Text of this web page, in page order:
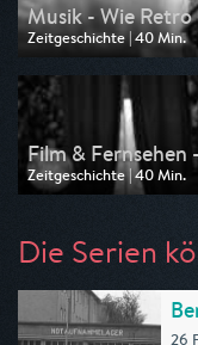
Musik - Wie Retro
Zeitgeschichte | 40 Min.
Ausgestrahlt von 3sat
am 13.12.2025, 19:20
Film & Fernsehen
Zeitgeschichte | 40 Min.
Ausgestrahlt von 3sat
Die Serien
26